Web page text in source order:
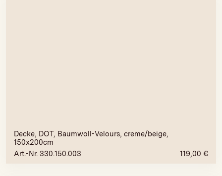
Decke, DOT, Baumwoll-Velours, creme/beige,
150x200cm
Art.-Nr. 330.150.003
119,00 €